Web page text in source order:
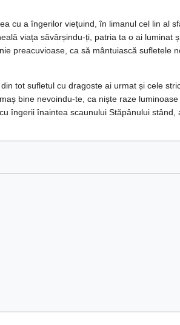
cu a îngerilor viețuind, în limanul cel lin al
viața săvârșindu-ți, patria ta o ai luminat
preacuvioase, ca să mântuiască sufletele
tot sufletul cu dragoste ai urmat și cele
bine nevoindu-te, ca niște raze
îngerii înaintea scaunului Stăpânului stând,